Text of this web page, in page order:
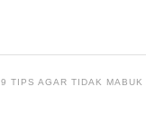
9 TIPS AGAR TIDAK MABUK